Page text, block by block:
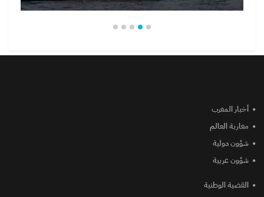
أخبار المغرب
مغاربة العالم
شؤون دولية
شؤون عربية
القضية الوطنية